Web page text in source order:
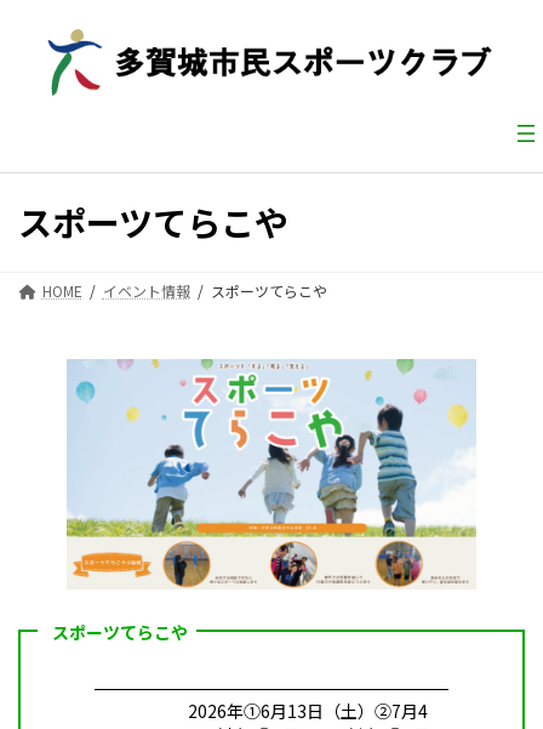
キ
に
スポーツてらこや
HOME イベント情報 スポーツてらこや
スポーツてらこや
2026年①6月13日（土）②7月4